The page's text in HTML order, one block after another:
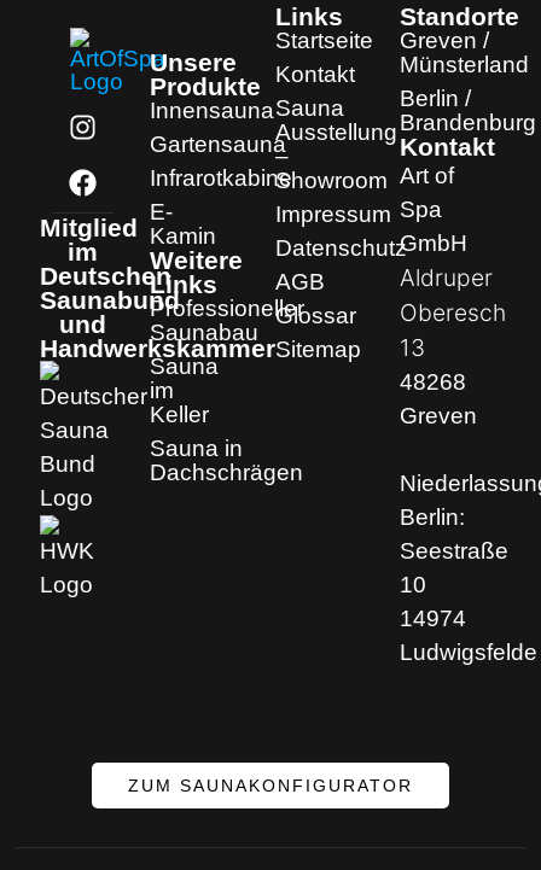
Mitglied
im
Deutschen
Saunabund
und
Handwerkskammer
Unsere
Produkte
Innensauna
Gartensauna
Infrarotkabine
E-
Kamin
Weitere
Links
Professioneller
Saunabau
Sauna
im
Keller
Sauna in
Dachschrägen
Links
Startseite
Kontakt
Sauna
Ausstellung
–
Showroom
Impressum
Datenschutz
AGB
Glossar
Sitemap
Standorte
Greven /
Münsterland
Berlin /
Brandenburg
Kontakt
Art of
Spa
GmbH
Aldruper
Oberesch
13
48268
Greven
Berlin:
Seestraße
10
14974
Ludwigsfelde
ZUM SAUNAKONFIGURATOR